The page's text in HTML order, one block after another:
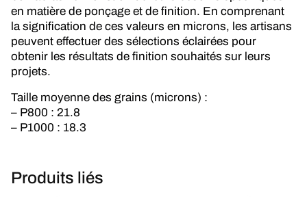
en matière de ponçage et de finition. En comprenant
la signification de ces valeurs en microns, les artisans
peuvent effectuer des sélections éclairées pour
obtenir les résultats de finition souhaités sur leurs
projets.
Taille moyenne des grains (microns) :
– P800 : 21.8
– P1000 : 18.3
Produits liés